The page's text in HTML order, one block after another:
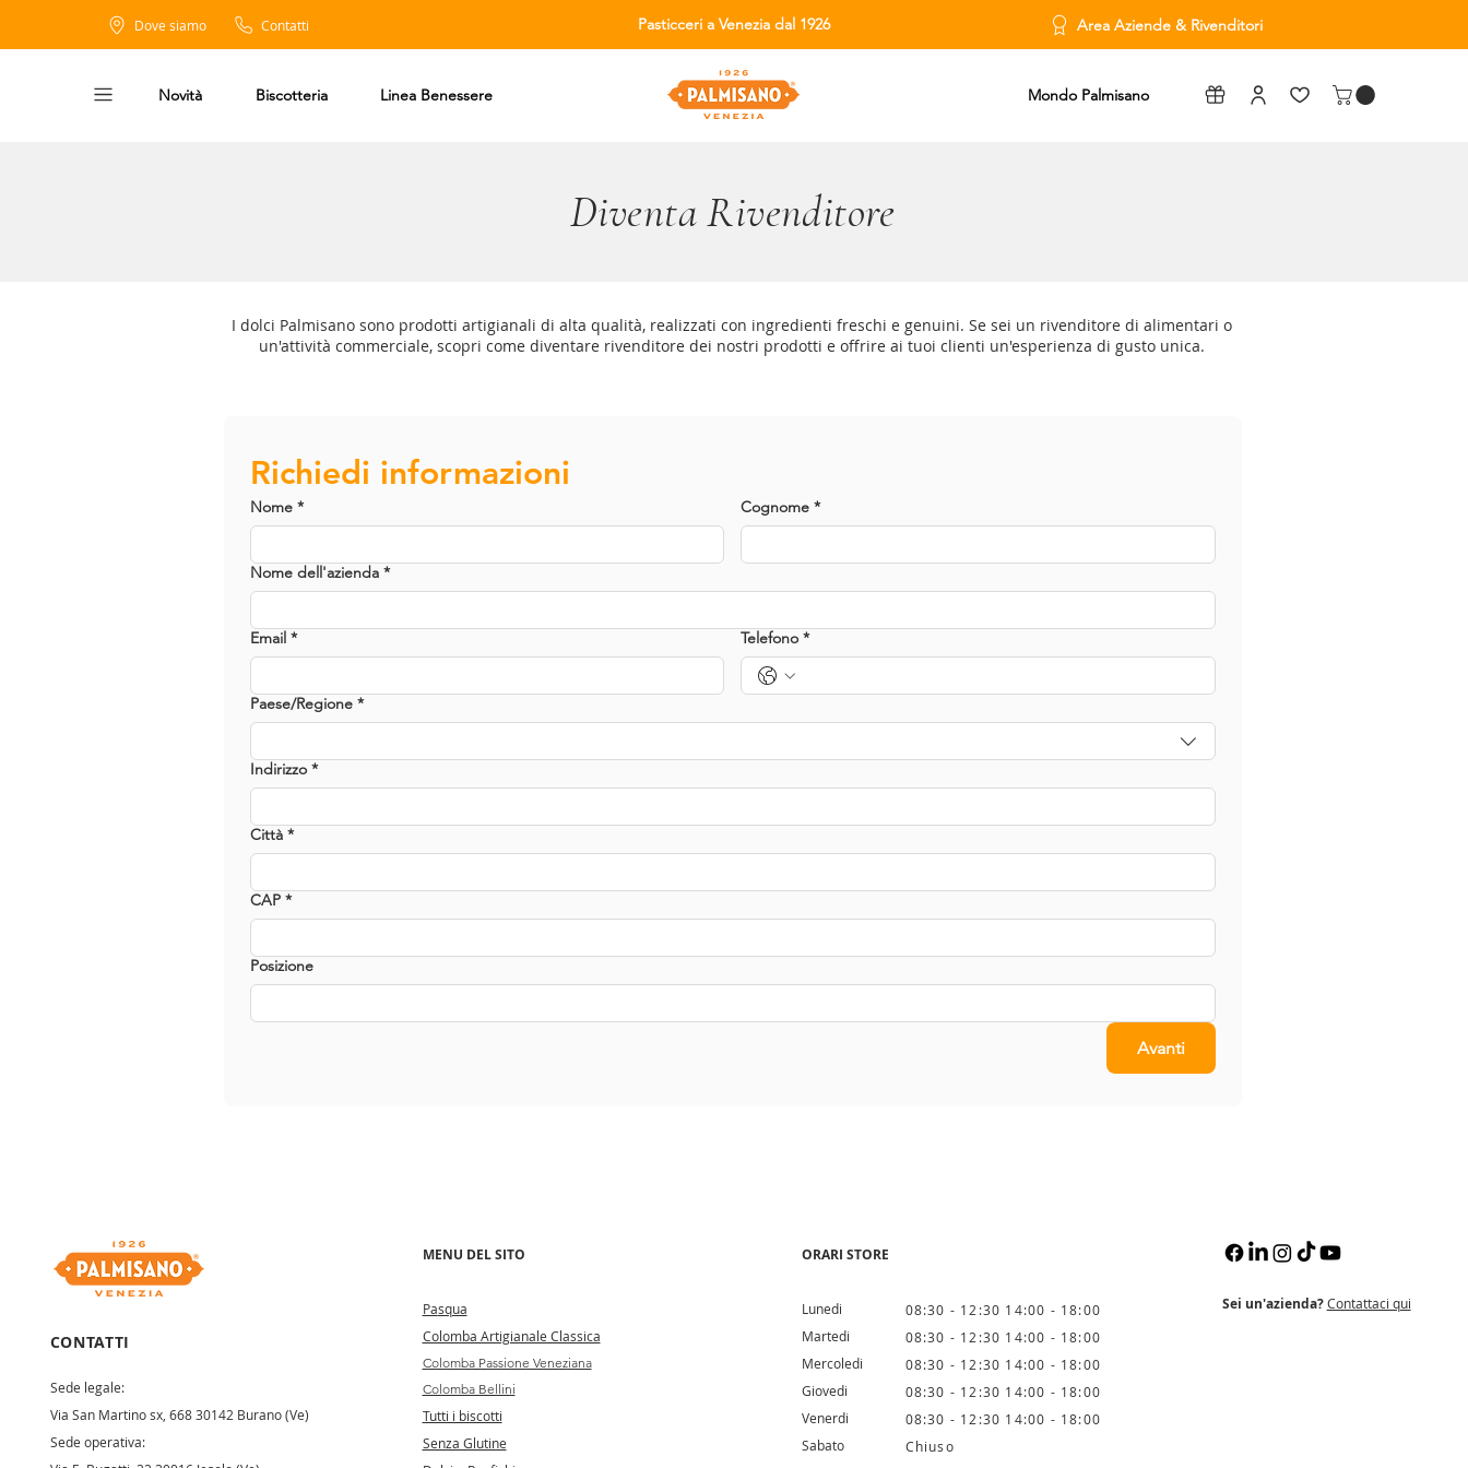
Dove siamo Contatti Pasticceri a Venezia dal 1926 Area Aziende & Rivenditori
Novità Biscotteria Linea Benessere Mondo Palmisano
Diventa Rivenditore
I dolci Palmisano sono prodotti artigianali di alta qualità, realizzati con ingredienti freschi e genuini. Se sei un rivenditore di alimentari o
un'attività commerciale, scopri come diventare rivenditore dei nostri prodotti e offrire ai tuoi clienti un'esperienza di gusto unica.
Richiedi informazioni
Nome * Cognome *
Nome dell'azienda *
Email * Telefono *
Indirizzo su più righe
Paese/Regione *
Indirizzo *
Città *
CAP *
Posizione
Avanti
CONTATTI
Sede legale:
Via San Martino sx, 668 30142 Burano (Ve)
Sede operativa:
MENU DEL SITO
Pasqua
Colomba Artigianale Classica
Colomba Passione Veneziana
Colomba Bellini
Tutti i biscotti
Senza Glutine
ORARI STORE
Lunedi
Martedi
Mercoledi
Giovedi
Venerdi
Sabato
08:30 - 12:30 14:00 - 18:00
08:30 - 12:30 14:00 - 18:00
08:30 - 12:30 14:00 - 18:00
08:30 - 12:30 14:00 - 18:00
08:30 - 12:30 14:00 - 18:00
Chiuso
Sei un'azienda? Contattaci qui